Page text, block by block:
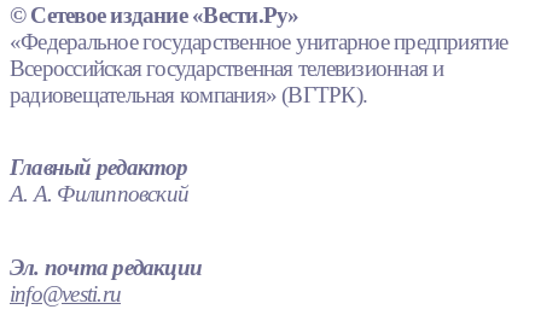
© Сетевое издание «Вести.Ру»
«Федеральное государственное унитарное предприятие
Всероссийская государственная телевизионная и
радиовещательная компания» (ВГТРК).
Главный редактор
А. А. Филипповский
Эл. почта редакции
info@vesti.ru